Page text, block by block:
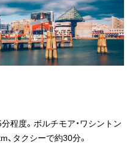
お問い合わせ
程度。ボルチモア・ワシントン
、タクシーで約30分。